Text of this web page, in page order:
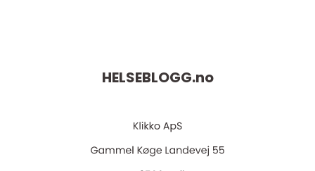
HELSEBLOGG.no